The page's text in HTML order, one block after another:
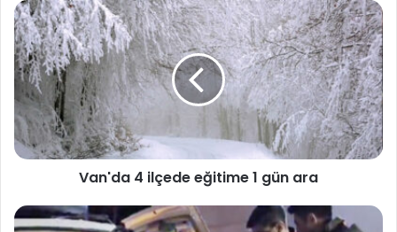
Van'da 4 ilçede eğitime 1 gün ara